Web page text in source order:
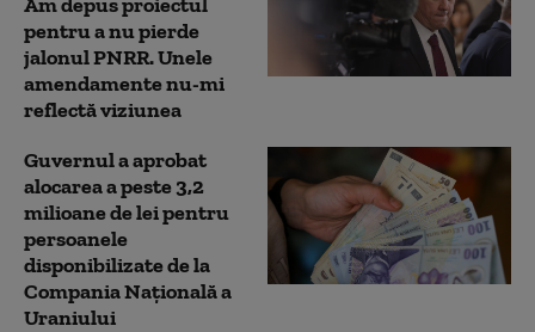
pentru a nu pierde
jalonul PNRR. Unele
amendamente nu-mi
reflectă viziunea
Guvernul a aprobat
alocarea a peste 3,2
milioane de lei pentru
persoanele
disponibilizate de la
Compania Națională a
Uraniului